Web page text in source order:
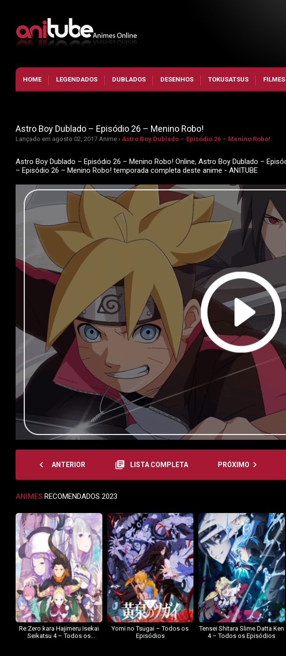
HOME LEGENDADOS DUBLADOS DESENHOS TOKUSATSUS FILMES
Astro Boy Dublado – Episódio 26 – Menino Robo!
Lançado em agosto 02, 2017 Anime › Astro Boy Dublado – Episódio 26 – Menino Robo!
Astro Boy Dublado – Episódio 26 – Menino Robo! Online, Astro Boy Dublado –
– Episódio 26 – Menino Robo! temporada completa deste anime - ANITUBE
navigate_before ANTERIOR library_books LISTA COMPLETA PRÓXIMO navigate_next
ANIMES RECOMENDADOS 2023
Re:Zero kara Hajimeru Isekai
Seikatsu 4 – Todos os
Yomi no Tsugai – Todos os
Episódios
Tensei Shitara Slime Datta Ken
4 – Todos os Episódios